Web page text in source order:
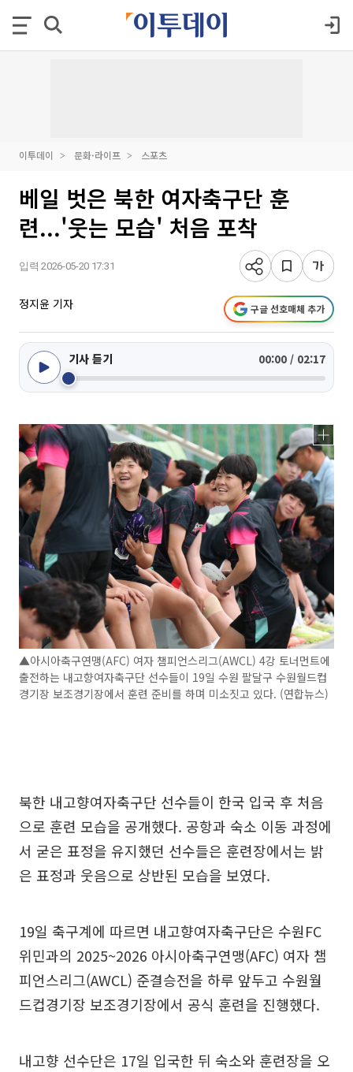
이투데이 문화·라이프 스포츠
베일 벗은 북한 여자축구단 훈
련...'웃는 모습' 처음 포착
입력 2026-05-20 17:31
정지윤 기자 구글 선호매체 추가
기사 듣기 00:00 / 02:17
▲아시아축구연맹(AFC) 여자 챔피언스리그(AWCL) 4강 토너먼트에
출전하는 내고향여자축구단 선수들이 19일 수원 팔달구 수원월드컵
경기장 보조경기장에서 훈련 준비를 하며 미소짓고 있다. (연합뉴스)
북한 내고향여자축구단 선수들이 한국 입국 후 처음
으로 훈련 모습을 공개했다. 공항과 숙소 이동 과정에
서 굳은 표정을 유지했던 선수들은 훈련장에서는 밝
은 표정과 웃음으로 상반된 모습을 보였다.
19일 축구계에 따르면 내고향여자축구단은 수원FC
위민과의 2025~2026 아시아축구연맹(AFC) 여자 챔
피언스리그(AWCL) 준결승전을 하루 앞두고 수원월
드컵경기장 보조경기장에서 공식 훈련을 진행했다.
내고향 선수단은 17일 입국한 뒤 숙소와 훈련장을 오